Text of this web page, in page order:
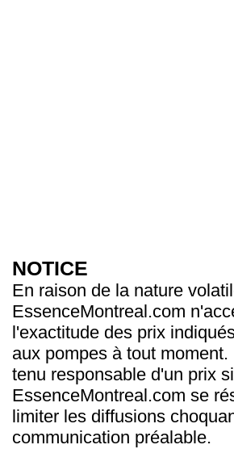
NOTICE
En raison de la nature
EssenceMontreal.com
l'exactitude des prix
aux pompes à tout
tenu responsable d'un prix
EssenceMontreal.com se
limiter les diffusions
communication préalable.